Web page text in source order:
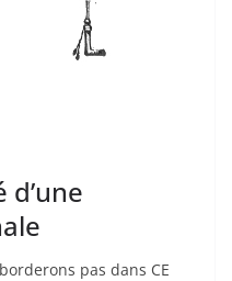
d’une
pas dans CE